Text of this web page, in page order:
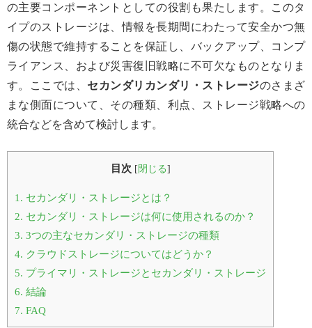
の主要コンポーネントとしての役割も果たします。このタ
イプのストレージは、情報を長期間にわたって安全かつ無
傷の状態で維持することを保証し、バックアップ、コンプ
ライアンス、および災害復旧戦略に不可欠なものとなりま
す。ここでは、 セカンダリカンダリ・ストレージのさまざ
まな側面について、その種類、利点、ストレージ戦略への
統合などを含めて検討します。
目次 [ 閉じる]
1. セカンダリ・ストレージとは？
2. セカンダリ・ストレージは何に使用されるのか？
3. 3つの主なセカンダリ・ストレージの種類
4. クラウドストレージについてはどうか？
5. プライマリ・ストレージとセカンダリ・ストレージ
6. 結論
7. FAQ